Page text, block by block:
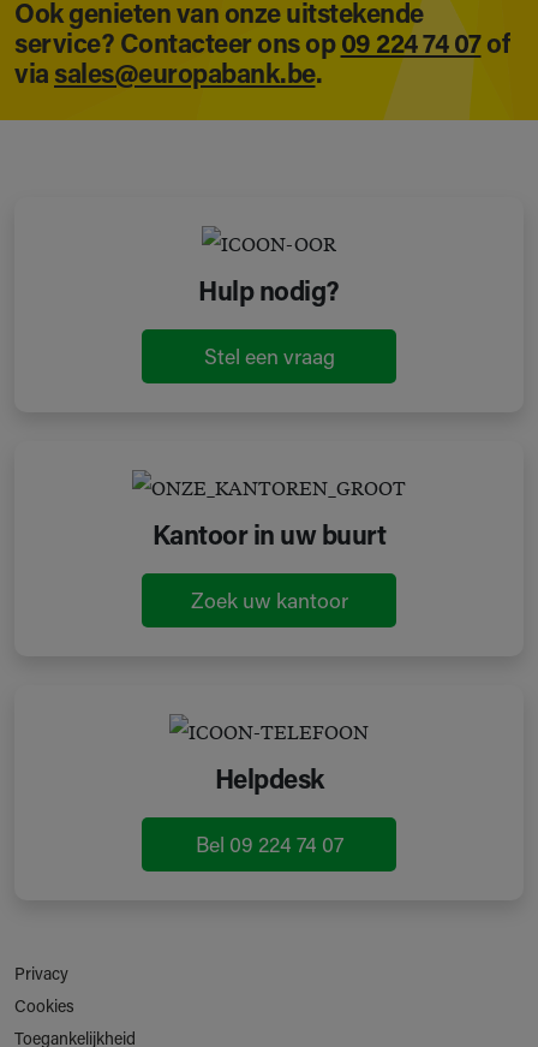
Ook genieten van onze uitstekende
service? Contacteer ons op 09 224 74 07of
via sales@europabank.be.
Hulp nodig?
Stel een vraag
Kantoor in uw buurt
Zoek uw kantoor
Helpdesk
Bel 09 224 74 07
Privacy
Cookies
Toegankelijkheid